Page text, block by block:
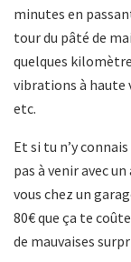
minutes en
tour du pâté de
quelques
vibrations à haute
etc.
Et si tu n’y
pas à venir avec
vous chez un
80€ que ça te
de mauvaises